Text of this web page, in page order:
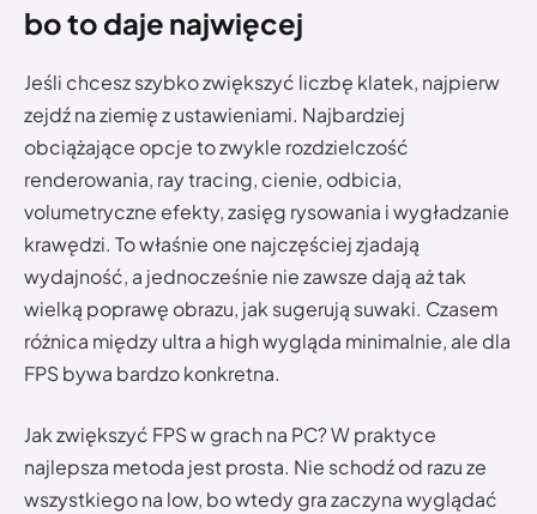
bo to daje najwięcej
Jeśli chcesz szybko zwiększyć liczbę klatek, najpierw
zejdź na ziemię z ustawieniami. Najbardziej
obciążające opcje to zwykle rozdzielczość
renderowania, ray tracing, cienie, odbicia,
volumetryczne efekty, zasięg rysowania i wygładzanie
krawędzi. To właśnie one najczęściej zjadają
wydajność, a jednocześnie nie zawsze dają aż tak
wielką poprawę obrazu, jak sugerują suwaki. Czasem
różnica między ultra a high wygląda minimalnie, ale dla
FPS bywa bardzo konkretna.
Jak zwiększyć FPS w grach na PC? W praktyce
najlepsza metoda jest prosta. Nie schodź od razu ze
wszystkiego na low, bo wtedy gra zaczyna wyglądać